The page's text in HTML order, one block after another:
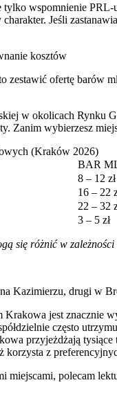
wspomnienie
Jeśli
kosztów
ofertę barów
w okolicach Rynku
Zanim wybierzesz
(Kraków 2026)
BAR
8 – 12 zł
16 – 22
22 – 32
3 – 5 zł
się różnić w
Kazimierzu, drugi w
Krakowa jest znacznie
często
przyjeżdżają
korzysta z
miejscami, polecam